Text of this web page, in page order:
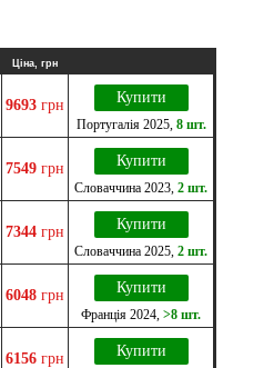
Ціна, грн
9693 грн Купити
Португалія2025, 8 шт.
7549 грн Купити
Словаччина 2023 2 шт.
7344 грн Купити
Словаччина 2025 2 шт.
6048 грн Купити
Франція 2024 >8 шт.
6156 грн Купити